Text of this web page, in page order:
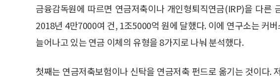
금융감독원에 따르면 연금저축이나 개인형퇴직연금(IRP)을 다른
2018년 4만7000여 건, 1조5000억 원에 달했다. 이에 연구소는 커버
늘어나고 있는 연금 이체의 유형을 8가지로 나눠 분석했다.
첫째는 연금저축보험이나 신탁을 연금저축 펀드로 옮기는 것이다.